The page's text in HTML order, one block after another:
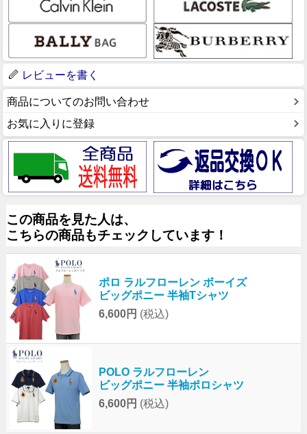
レビューを書く
商品についてのお問い合わせ
お気に入りに登録
この商品を見た人は、
こちらの商品もチェックしています！
ポロ ラルフローレン ボーイズ
ビッグポニー 半袖Tシャツ
6,600円 (税込)
POLO ラルフローレン
ビッグポニー 半袖ポロシャツ
6,600円 (税込)